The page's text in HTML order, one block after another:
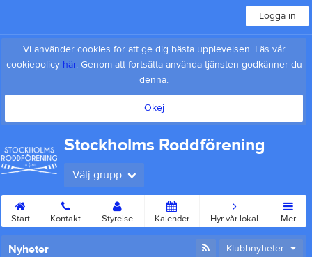
Logga in
Vi använder cookies för att ge dig bästa upplevelsen. Läs vår
cookiepolicy här. Genom att fortsätta använda tjänsten godkänner du
denna.
Okej
Stockholms Roddförening
Välj grupp
Start Kontakt Styrelse Kalender Hyr vår lokal Mer
Nyheter Klubbnyheter